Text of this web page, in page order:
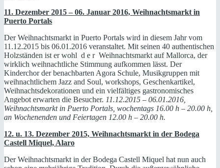
11. Dezember 2015 – 06. Januar 2016, Weihnachtsmarkt in
Puerto Portals
Der Weihnachtsmarkt in Puerto Portals wird in diesem Jahr vom
11.12.2015 bis 06.01.2016 veranstaltet. Mit seinen 40 authentischen
Holzständen ist er wohl d e r Weihnachtsmarkt auf Mallorca, der
wirklich weihnachtliche Stimmung aufkommen lässt. Der
Kinderchor der benachbarten Agora Schule, Musikgruppen mit
weihnachtlichem Jazz and Soul, workshops, Geschenkartikel,
Weihnachtsdekorationen und ein vielfältiges gastronomisches
Angebot erwarten die Besucher. 11.12.2015 – 06.01.2016,
Weihnachtsmarkt in Puerto Portals, wochentags 16.00 h – 20.00 h,
an Wochenenden und Feiertagen 12.00 h – 20.00 h.
12. u. 13. Dezember 2015, Weihnachtsmarkt in der Bodega
Castell Miquel, Alaro
Der Weihnachtsmarkt in der Bodega Castell Miquel hat nun auch